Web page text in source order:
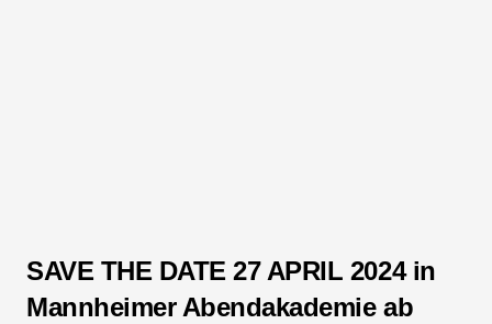
SAVE THE DATE 27 APRIL 2024 in
Mannheimer Abendakademie ab